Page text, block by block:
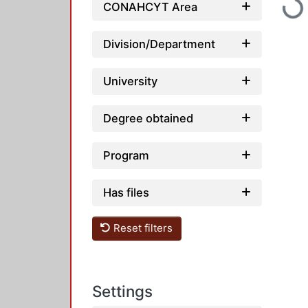
CONAHCYT Area
Division/Department
University
Degree obtained
Program
Has files
Reset filters
Settings
Loading...